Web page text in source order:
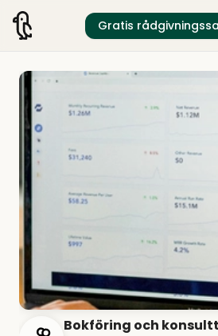
Gratis
Bokföring och